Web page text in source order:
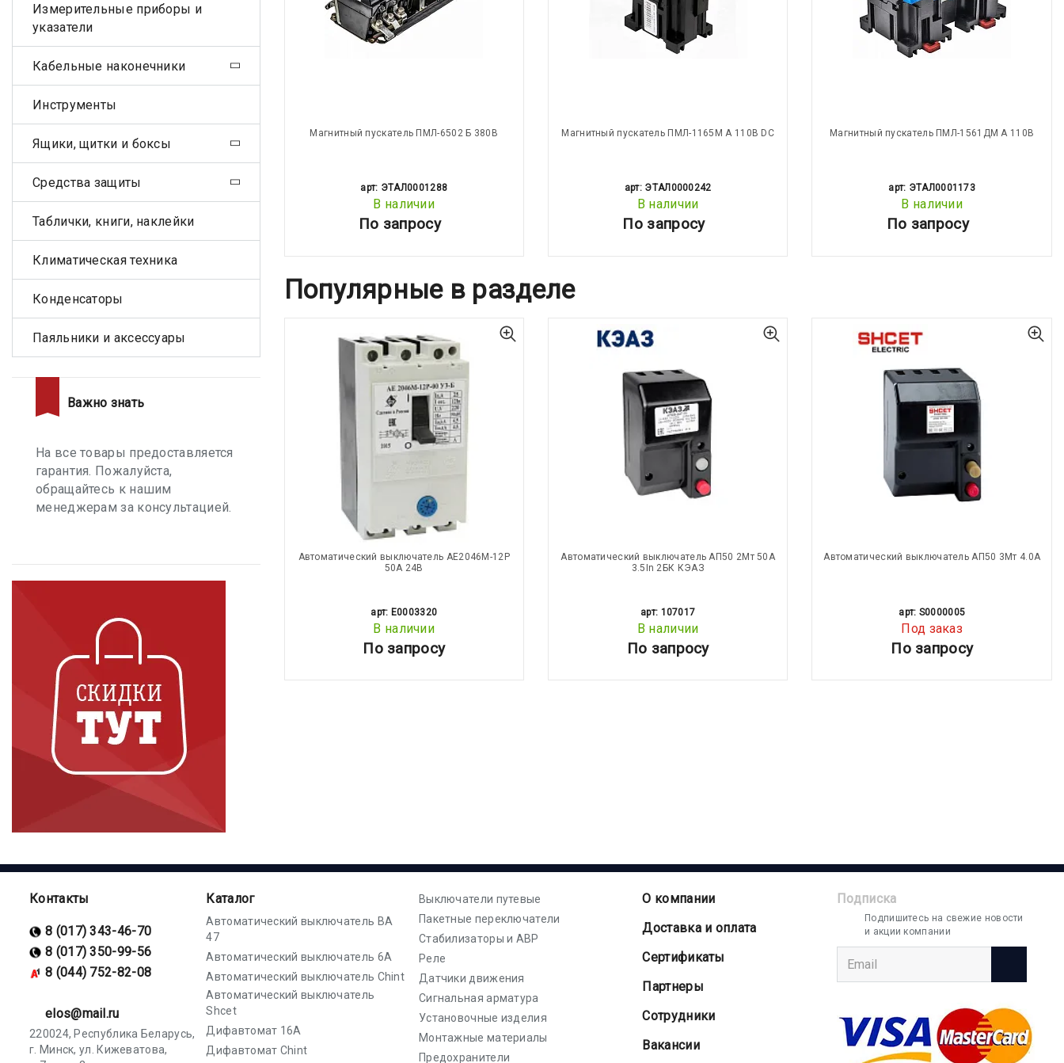
Магнитный пускатель ПМЛ-6502 Б 380В
арт: ЭТАЛ0001288
В наличии
По запросу
Магнитный пускатель ПМЛ-1165М А 110В DC
арт: ЭТАЛ0000242
В наличии
По запросу
Магнитный пускатель ПМЛ-1561ДМ А 110В
арт: ЭТАЛ0001173
В наличии
По запросу
Популярные в разделе
Автоматический выключатель АЕ2046М-12Р
50А 24В
арт: E0003320
В наличии
По запросу
Автоматический выключатель АП50 2Мт 50А
3.5In 2БК КЭАЗ
арт: 107017
В наличии
По запросу
Автоматический выключатель АП50 3Мт 4.0А
арт: S0000005
Под заказ
По запросу
Измерительные приборы и
указатели
Кабельные наконечники
Инструменты
Ящики, щитки и боксы
Средства защиты
Таблички, книги, наклейки
Климатическая техника
Конденсаторы
Паяльники и аксессуары
Важно знать
На все товары предоставляется
гарантия. Пожалуйста,
обращайтесь к нашим
менеджерам за консультацией.
Контакты
8 (017) 343-46-70
8 (017) 350-99-56
8 (044) 752-82-08
elos@mail.ru
220024, Республика Беларусь,
г. Минск, ул. Кижеватова,
Подписка
Подпишитесь на свежие новости
и акции компании
Каталог
Автоматический выключатель ВА
47
Автоматический выключатель 6А
Автоматический выключатель Chint
Автоматический выключатель
Shcet
Дифавтомат 16А
Дифавтомат Chint
Выключатели путевые
Пакетные переключатели
Стабилизаторы и АВР
Реле
Датчики движения
Сигнальная арматура
Установочные изделия
Монтажные материалы
Предохранители
О компании
Доставка и оплата
Cертификаты
Партнеры
Сотрудники
Вакансии